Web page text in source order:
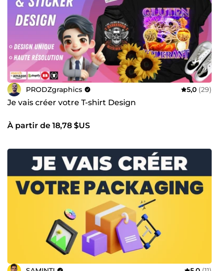
PRODZgraphics 5,0 (29)
Je vais créer votre T-shirt Design
À partir de 18,78 $US